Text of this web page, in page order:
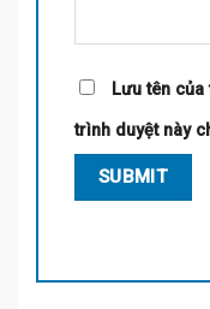
Lưu tên
trình duyệt này